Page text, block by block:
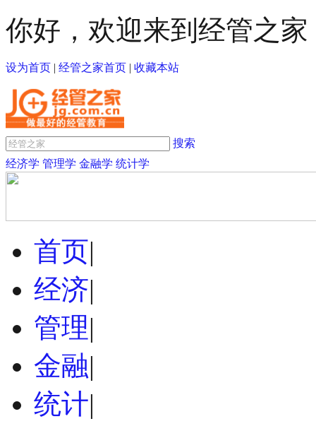
你好，欢迎来到经管之家
设为首页 | 经管之家首页 | 收藏本站
搜索
经济学 管理学 金融学 统计学
首页|
经济|
管理|
金融|
统计|